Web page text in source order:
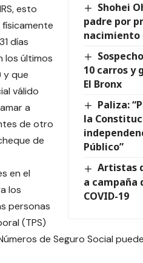
Shohei
padre por
nacimiento
10 carros y
El Bronx
Paliza:
la
Público”
Artistas
a campaña
COVID-19
esto
días
los últimos
y que
válido
a
de otro
de
en el
los
personas
(TPS)
de Seguro Social